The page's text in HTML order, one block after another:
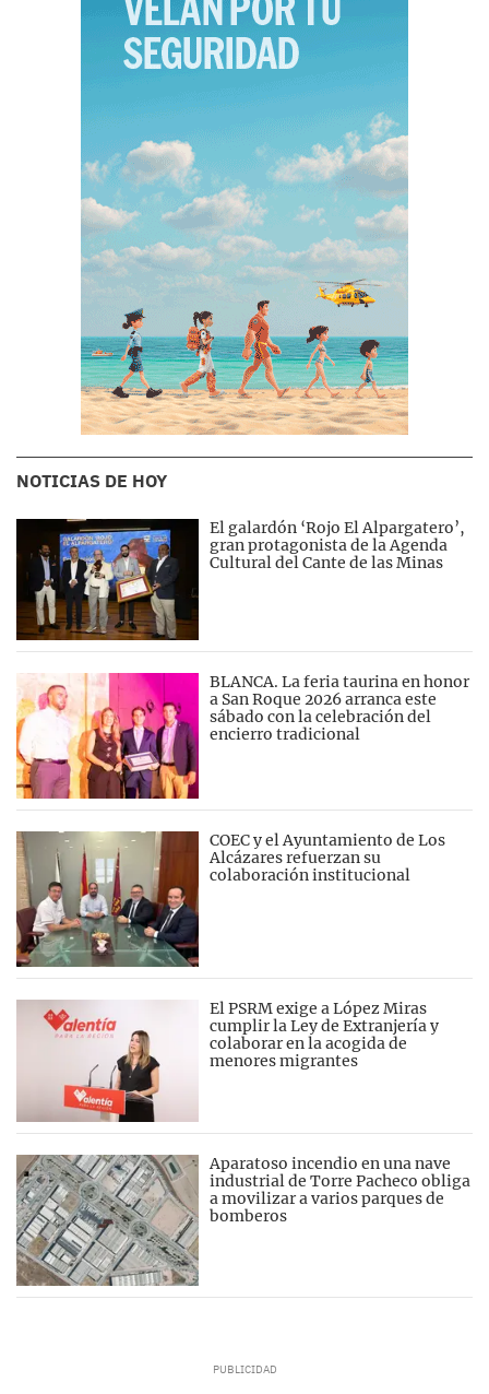
NOTICIAS DE HOY
El galardón ‘Rojo El Alpargatero’,
gran protagonista de la Agenda
Cultural del Cante de las Minas
BLANCA. La feria taurina en honor
a San Roque 2026 arranca este
sábado con la celebración del
encierro tradicional
COEC y el Ayuntamiento de Los
Alcázares refuerzan su
colaboración institucional
El PSRM exige a López Miras
cumplir la Ley de Extranjería y
colaborar en la acogida de
menores migrantes
Aparatoso incendio en una nave
industrial de Torre Pacheco obliga
a movilizar a varios parques de
bomberos